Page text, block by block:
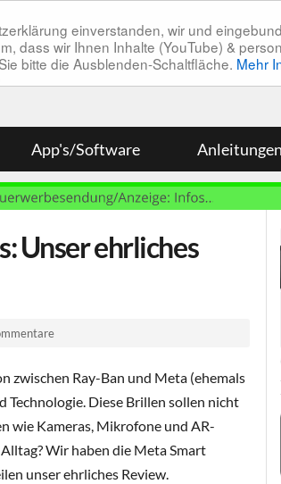
einverstanden, wir und
dass wir Ihnen Inhalte (YouTube) &
bitte die Ausblenden-Schaltfläche. Mehr
App's/Software Anleitungen
Unser ehrliches
zwischen Ray-Ban und Meta (ehemals
Technologie. Diese Brillen sollen nicht
wie Kameras, Mikrofone und AR-
Wir haben die Meta Smart
unser ehrliches Review.